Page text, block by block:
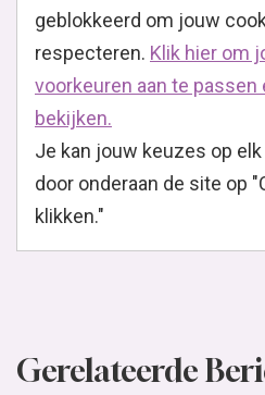
geblokkeerd om jouw
respecteren. Klik hier om
voorkeuren aan te passen
bekijken.
Je kan jouw keuzes op
door onderaan de site op
klikken."
Gerelateerde